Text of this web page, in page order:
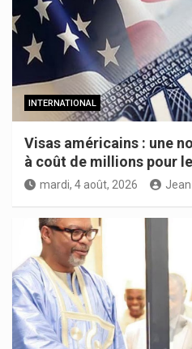
INTERNATIONAL
Visas américains : une
à coût de millions pour
mardi, 4 août, 2026